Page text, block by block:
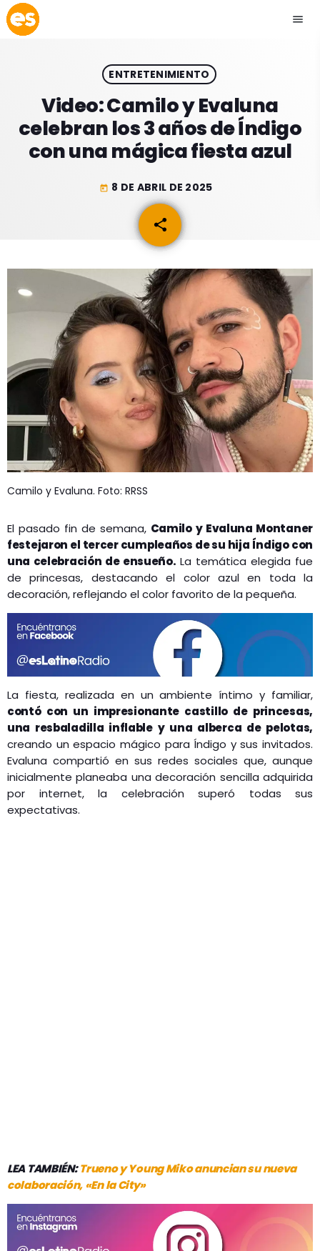
menu
EMISIÓN LA PAZ
play_arrow EMISIÓN COCHABAMBA
ACTUALIDAD
ESPECTÁCULOS
GEEKERS
MÚSICA
ENTRETENIMIENTO
PROGRAMACIÓN
RADIO SPLENDID
CONTACTO
ENTRETENIMIENTO
Video: Camilo y Evaluna
celebran los 3 años de Índigo
con una mágica fiesta azul
today 8 DE ABRIL DE 2025
share
email
Camilo y Evaluna. Foto: RRSS
El pasado fin de semana, Camilo y Evaluna Montaner
festejaron el tercer cumpleaños de su hija Índigo con
una celebración de ensueño. La temática elegida fue
de princesas, destacando el color azul en toda la
decoración, reflejando el color favorito de la pequeña.
La fiesta, realizada en un ambiente íntimo y familiar,
contó con un impresionante castillo de princesas,
una resbaladilla inflable y una alberca de pelotas,
creando un espacio mágico para Índigo y sus invitados.
Evaluna compartió en sus redes sociales que, aunque
inicialmente planeaba una decoración sencilla adquirida
por internet, la celebración superó todas sus
expectativas. ​
LEA TAMBIÉN:Trueno y Young Miko anuncian su nueva
colaboración, «En la City»